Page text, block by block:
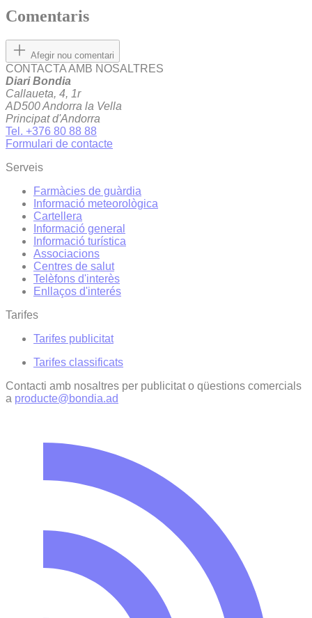
Comentaris
Afegir nou comentari
CONTACTA AMB NOSALTRES
Diari Bondia
Callaueta, 4, 1r
AD500 Andorra la Vella
Principat d'Andorra
Tel. +376 80 88 88
Formulari de contacte
Serveis
Farmàcies de guàrdia
Informació meteorològica
Cartellera
Informació general
Informació turística
Associacions
Centres de salut
Telèfons d'interès
Enllaços d'interés
Tarifes
Tarifes publicitat
Tarifes classificats
Contacti amb nosaltres per publicitat o qüestions comercials
a producte@bondia.ad